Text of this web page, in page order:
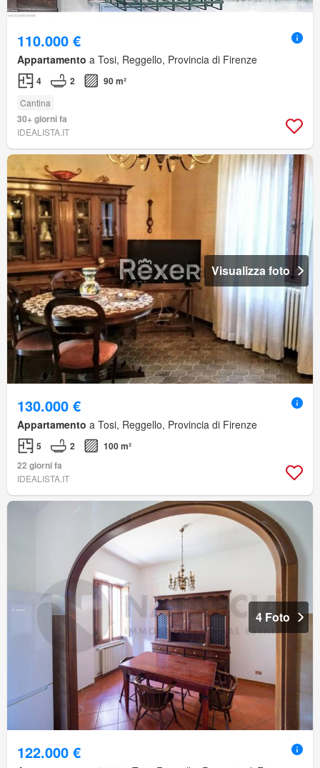
110.000 €
Appartamento a Tosi, Reggello, Provincia di Firenze
4 2 90 m²
Cantina
30+ giorni fa
IDEALISTA.IT
Visualizza foto
130.000 €
Appartamento a Tosi, Reggello, Provincia di Firenze
5 2
100 m²
22 giorni fa
IDEALISTA.IT
4 Foto
122.000 €